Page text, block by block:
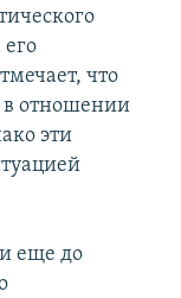
что
отношении
эти
еще до